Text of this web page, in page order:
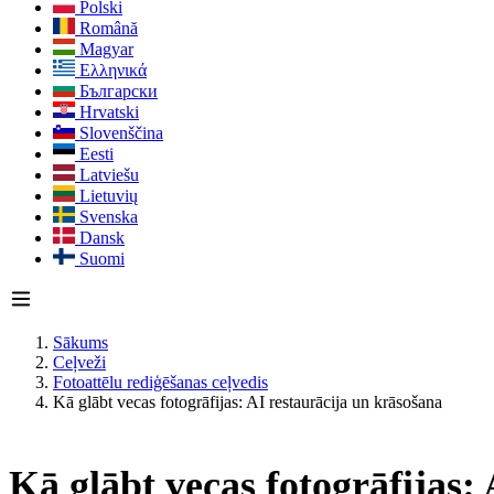
Polski
Română
Magyar
Ελληνικά
Български
Hrvatski
Slovenščina
Eesti
Latviešu
Lietuvių
Svenska
Dansk
Suomi
Sākums
Ceļveži
Fotoattēlu rediģēšanas ceļvedis
Kā glābt vecas fotogrāfijas: AI restaurācija un krāsošana